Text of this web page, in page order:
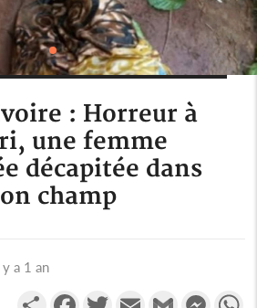
: Horreur à
une femme
décapitée dans
champ
y a 1 an
PartagerFacebookTwitterEmail Gmail